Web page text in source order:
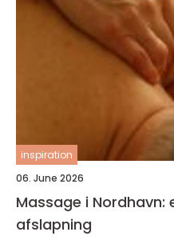
inspiration
06. June 2026
Massage i
afslapning